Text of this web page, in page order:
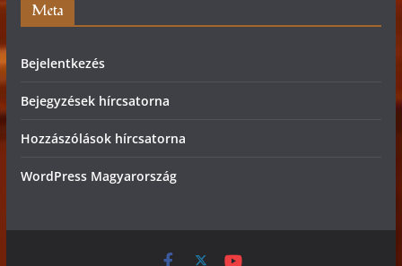
Meta
Bejelentkezés
Bejegyzések hírcsatorna
Hozzászólások hírcsatorna
WordPress Magyarország